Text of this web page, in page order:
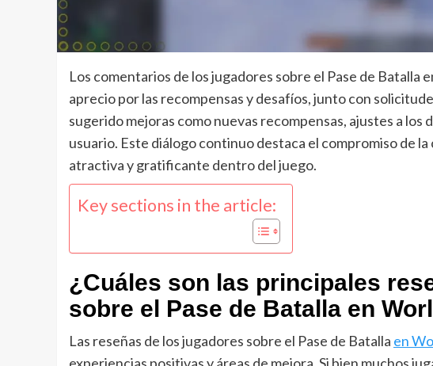
Los comentarios de los jugadores sobre el Pase de Batalla
aprecio por las recompensas y desafíos, junto con
sugerido mejoras como nuevas recompensas, ajustes a los
usuario. Este diálogo continuo destaca el compromiso de
atractiva y gratificante dentro del juego.
Key sections in the article:
¿Cuáles son las principales
sobre el Pase de Batalla en
Las reseñas de los jugadores sobre el Pase de Batalla en